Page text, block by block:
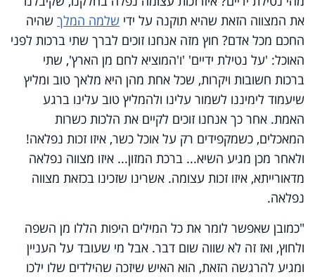
את המצווה הזאת שהיא תוקנה על ידי שלמה המלך שהיה
החכם מכל אדם? חוץ מזה אנחנו זוכים לברך שתי ברכות לפני
האוכל: 'על נטילת ידיים' 'ו'המוציא לחם מן הארץ', שתי
ברכות חשובות ויקרות, שכל אחת מהן היא מלאך טוב ומליץ
שיעמוד לימיננו לשמור עלינו ולהמליץ טוב עלינו ברגע
האמת. אחר כך אנחנו זוכים לקיים את הלכות כשרות
המאכלים, כשמקפידים רק על אוכל כשר, איזו זכות נפלאה!
ולאחר מכן מגיע השיא... ברכת המזון... איזו מצווה נפלאה
מדאורייתא, איזו זכות עצומה. אשרינו שזכינו בכזאת מצווה
נפלאה.
"כמובן שאפשר לומר את כל המילים היפות הללו מן השפה
ולחוץ, ואז זה לא שווה שום דבר. אבל מי שעובד על העניין
ומגיע להרגשה הזאת, הוא האיש שיזכה שהילדים שלו ילכו